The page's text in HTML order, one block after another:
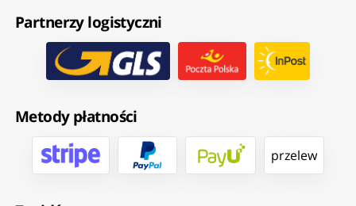
Partnerzy logistyczni
Metody płatności
przelew